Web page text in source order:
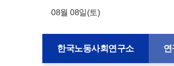
08월 08일(토)
한국노동사회연구소 연